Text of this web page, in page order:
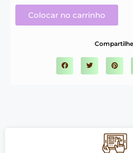
Colocar no carrinho